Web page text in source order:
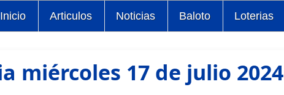
Inicio Articulos Noticias Baloto Loterias
miércoles 17 de julio 2024